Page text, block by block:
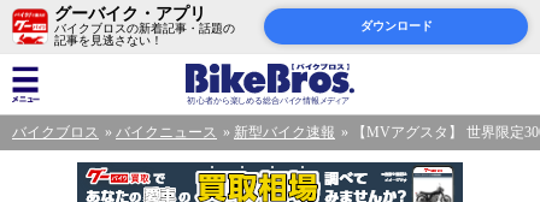
グーバイク・アプリ
バイクブロスの新着記事・話題の
記事を見逃さない！
ダウンロード
バイクブロス バイクニュース 新型バイク速報 【MVアグスタ】 世界限定